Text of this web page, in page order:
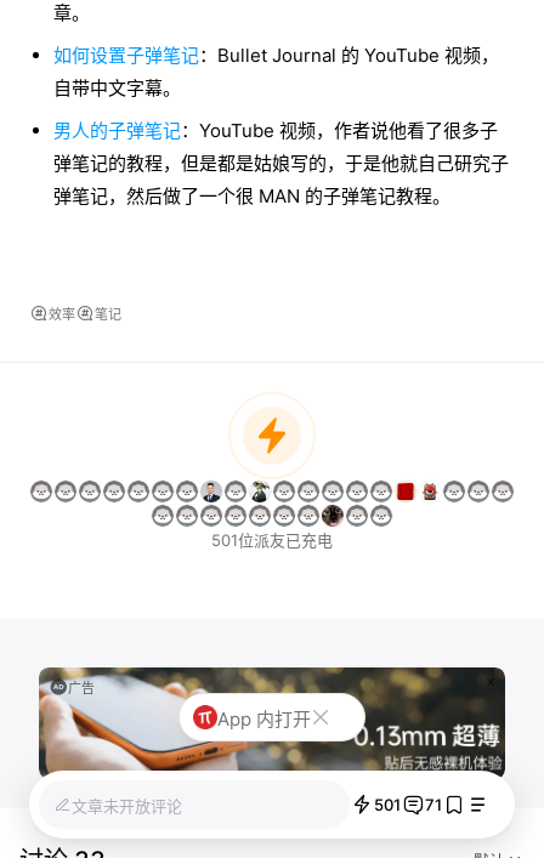
章。
如何设置子弹笔记：Bullet Journal 的 YouTube 视频，
自带中文字幕。
男人的子弹笔记：YouTube 视频，作者说他看了很多子
弹笔记的教程，但是都是姑娘写的，于是他就自己研究子
弹笔记，然后做了一个很 MAN 的子弹笔记教程。
效率 笔记
501位派友已充电
广告
文章未开放评论 501 71
App 内打开